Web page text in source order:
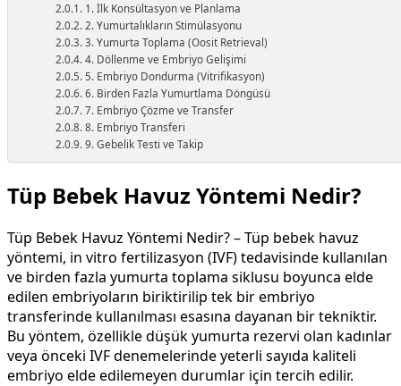
1. İlk Konsültasyon ve Planlama
2. Yumurtalıkların Stimülasyonu
3. Yumurta Toplama (Oosit Retrieval)
4. Döllenme ve Embriyo Gelişimi
5. Embriyo Dondurma (Vitrifikasyon)
6. Birden Fazla Yumurtlama Döngüsü
7. Embriyo Çözme ve Transfer
8. Embriyo Transferi
9. Gebelik Testi ve Takip
Tüp Bebek Havuz Yöntemi Nedir?
Tüp Bebek Havuz Yöntemi Nedir? – Tüp bebek havuz
yöntemi, in vitro fertilizasyon (IVF) tedavisinde kullanılan
ve birden fazla yumurta toplama siklusu boyunca elde
edilen embriyoların biriktirilip tek bir embriyo
transferinde kullanılması esasına dayanan bir tekniktir.
Bu yöntem, özellikle düşük yumurta rezervi olan kadınlar
veya önceki IVF denemelerinde yeterli sayıda kaliteli
embriyo elde edilemeyen durumlar için tercih edilir.